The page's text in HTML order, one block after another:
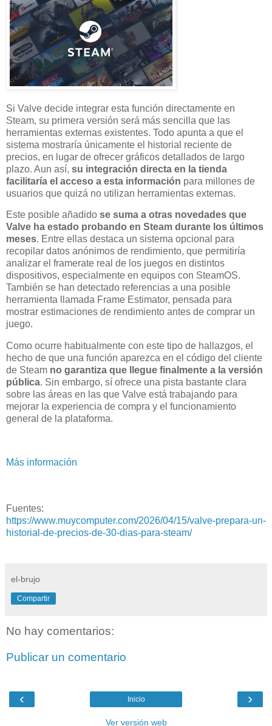
Si Valve decide integrar esta función directamente en
Steam, su primera versión será más sencilla que las
herramientas externas existentes. Todo apunta a que el
sistema mostraría únicamente el historial reciente de
precios, en lugar de ofrecer gráficos detallados de largo
plazo. Aun así, su integración directa en la tienda
facilitaría el acceso a esta información para millones de
usuarios que quizá no utilizan herramientas externas.
Este posible añadido se suma a otras novedades que
Valve ha estado probando en Steam durante los últimos
meses. Entre ellas destaca un sistema opcional para
recopilar datos anónimos de rendimiento, que permitiría
analizar el framerate real de los juegos en distintos
dispositivos, especialmente en equipos con SteamOS.
También se han detectado referencias a una posible
herramienta llamada Frame Estimator, pensada para
mostrar estimaciones de rendimiento antes de comprar un
juego.
Como ocurre habitualmente con este tipo de hallazgos, el
hecho de que una función aparezca en el código del cliente
de Steam no garantiza que llegue finalmente a la versión
pública. Sin embargo, sí ofrece una pista bastante clara
sobre las áreas en las que Valve está trabajando para
mejorar la experiencia de compra y el funcionamiento
general de la plataforma.
Más información
Fuentes:
https://www.muycomputer.com/2026/04/15/valve-prepara-un-
historial-de-precios-de-30-dias-para-steam/
el-brujo
Compartir
No hay comentarios:
Publicar un comentario
‹ ›
Inicio
Ver versión web